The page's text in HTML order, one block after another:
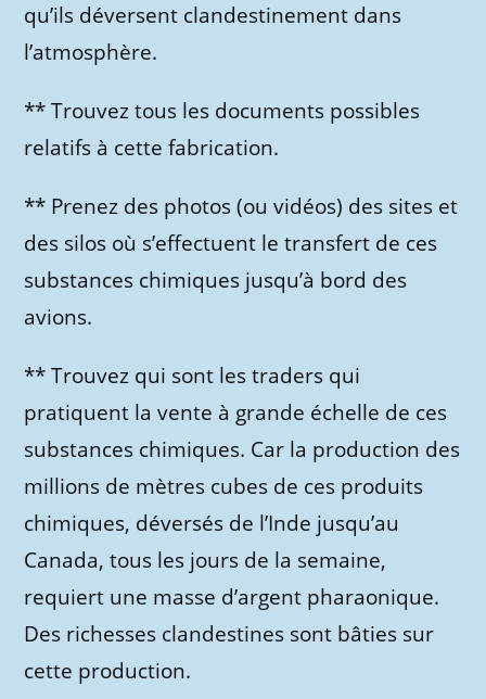
qu’ils déversent clandestinement dans
l’atmosphère.
** Trouvez tous les documents possibles
relatifs à cette fabrication.
** Prenez des photos (ou vidéos) des sites et
des silos où s’effectuent le transfert de ces
substances chimiques jusqu’à bord des
avions.
** Trouvez qui sont les traders qui
pratiquent la vente à grande échelle de ces
substances chimiques. Car la production des
millions de mètres cubes de ces produits
chimiques, déversés de l’Inde jusqu’au
Canada, tous les jours de la semaine,
requiert une masse d’argent pharaonique.
Des richesses clandestines sont bâties sur
cette production.